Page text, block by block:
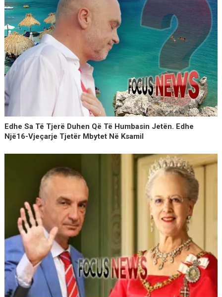
Edhe Sa Të Tjerë Duhen Që Të Humbasin Jetën. Edhe
Një16-Vjeçarje Tjetër Mbytet Në Ksamil